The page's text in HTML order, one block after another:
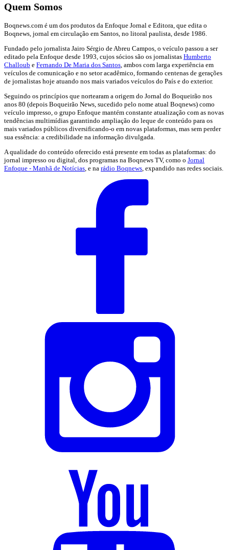
Quem Somos
Boqnews.com é um dos produtos da Enfoque Jornal e Editora, que edita o
Boqnews, jornal em circulação em Santos, no litoral paulista, desde 1986.
Fundado pelo jornalista Jairo Sérgio de Abreu Campos, o veículo passou a ser
editado pela Enfoque desde 1993, cujos sócios são os jornalistas Humberto
Challoub e Fernando De Maria dos Santos , ambos com larga experiência em
veículos de comunicação e no setor acadêmico, formando centenas de gerações
de jornalistas hoje atuando nos mais variados veículos do País e do exterior.
Seguindo os princípios que nortearam a origem do Jornal do Boqueirão nos
anos 80 (depois Boqueirão News, sucedido pelo nome atual Boqnews) como
veículo impresso, o grupo Enfoque mantém constante atualização com as novas
tendências multimídias garantindo ampliação do leque de conteúdo para os
mais variados públicos diversificando-o em novas plataformas, mas sem perder
sua essência: a credibilidade na informação divulgada.
A qualidade do conteúdo oferecido está presente em todas as plataformas: do
jornal impresso ou digital, dos programas na Boqnews TV, como o Jornal
Enfoque - Manhã de Notícias , e na rádio Boqnews , expandido nas redes sociais.